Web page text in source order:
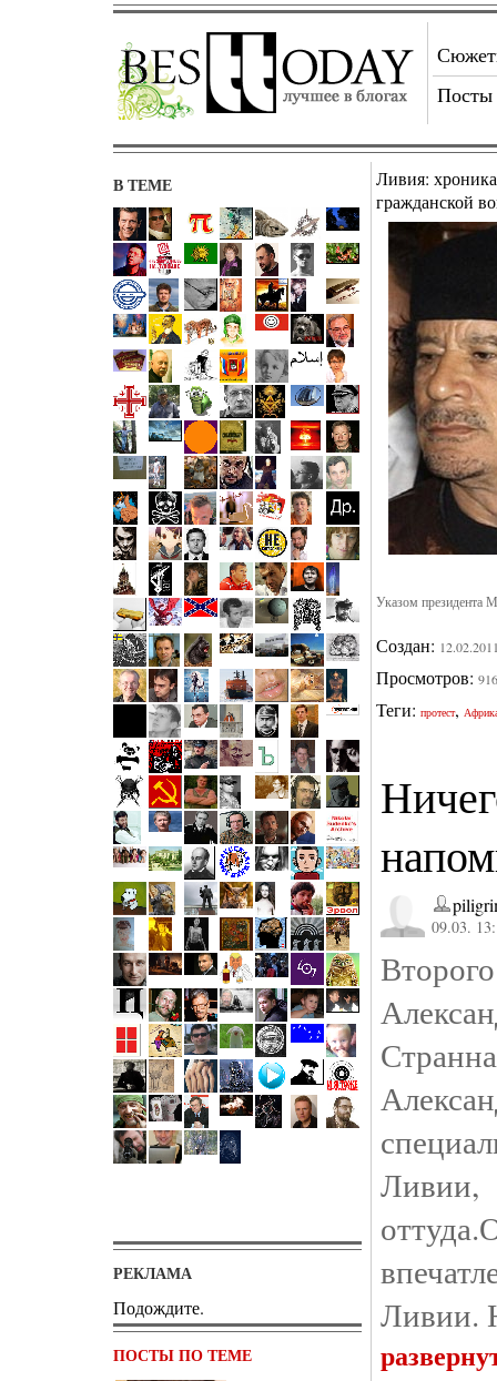
Посты
В ТЕМЕ
РЕКЛАМА
Подождите.
ПОСТЫ ПО ТЕМЕ
Ливия: хроника
гражданской
Указом президента
Создан:
Просмотров:
Теги: протест,
09.03.
Ливии.